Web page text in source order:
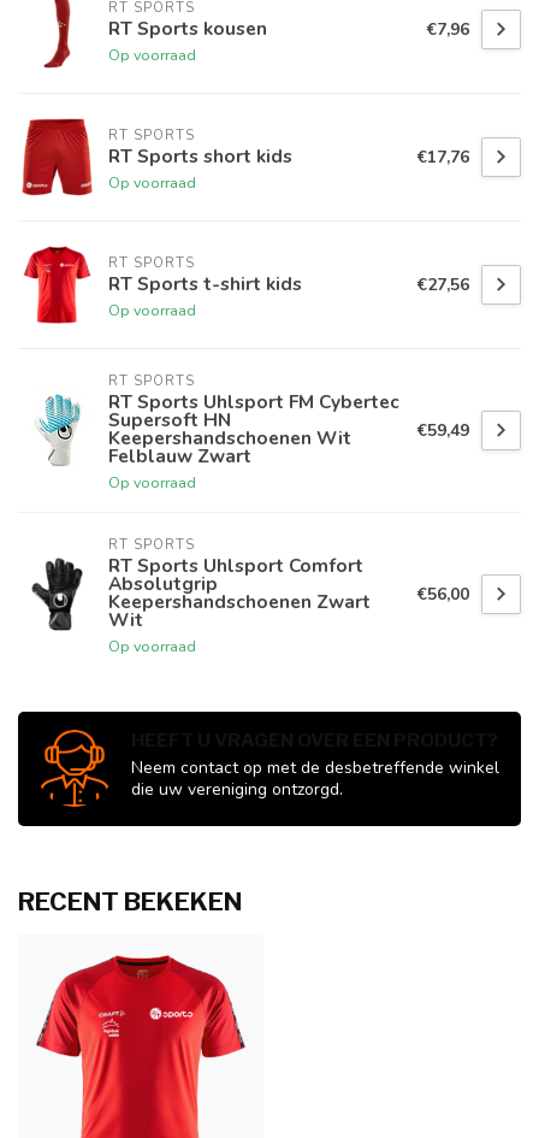
RT SPORTS
RT Sports kousen
Op voorraad
€7,96
RT SPORTS
RT Sports short kids
Op voorraad
€17,76
RT SPORTS
RT Sports t-shirt kids
Op voorraad
€27,56
RT SPORTS
RT Sports Uhlsport FM Cybertec
Supersoft HN
Keepershandschoenen Wit
Felblauw Zwart
Op voorraad
€59,49
RT SPORTS
RT Sports Uhlsport Comfort
Absolutgrip
Keepershandschoenen Zwart
Wit
Op voorraad
€56,00
Neem contact op met de desbetreffende winkel
die uw vereniging ontzorgd.
RECENT BEKEKEN